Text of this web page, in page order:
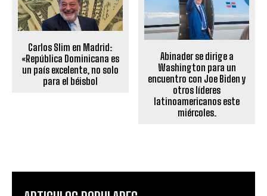
Carlos Slim en Madrid:
«República Dominicana es
un país excelente, no solo
para el béisbol
Abinader se dirige a
Washington para un
encuentro con Joe Biden y
otros líderes
latinoamericanos este
miércoles.